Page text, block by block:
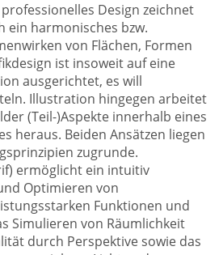
Design zeichnet
ein harmonisches bzw.
von Flächen, Formen
ist insoweit auf eine
ausgerichtet, es will
Illustration hingegen arbeitet
(Teil-)Aspekte innerhalb eines
heraus. Beiden Ansätzen liegen
zugrunde.
ermöglicht ein intuitiv
Optimieren von
Funktionen und
Simulieren von Räumlichkeit
durch Perspektive sowie das